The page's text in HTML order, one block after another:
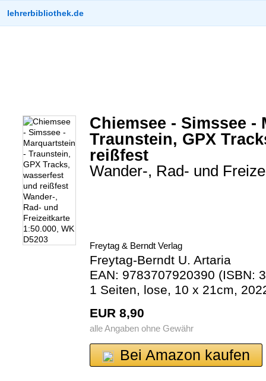
lehrerbibliothek.de
Chiemsee - Simssee -
Traunstein, GPX
reißfest
Wander-, Rad- und
Freytag & Berndt Verlag
Freytag-Berndt U. Artaria
EAN: 9783707920390 (ISBN:
1 Seiten, lose, 10 x 21cm,
EUR 8,90
alle Angaben ohne Gewähr
Bei Amazon kaufen